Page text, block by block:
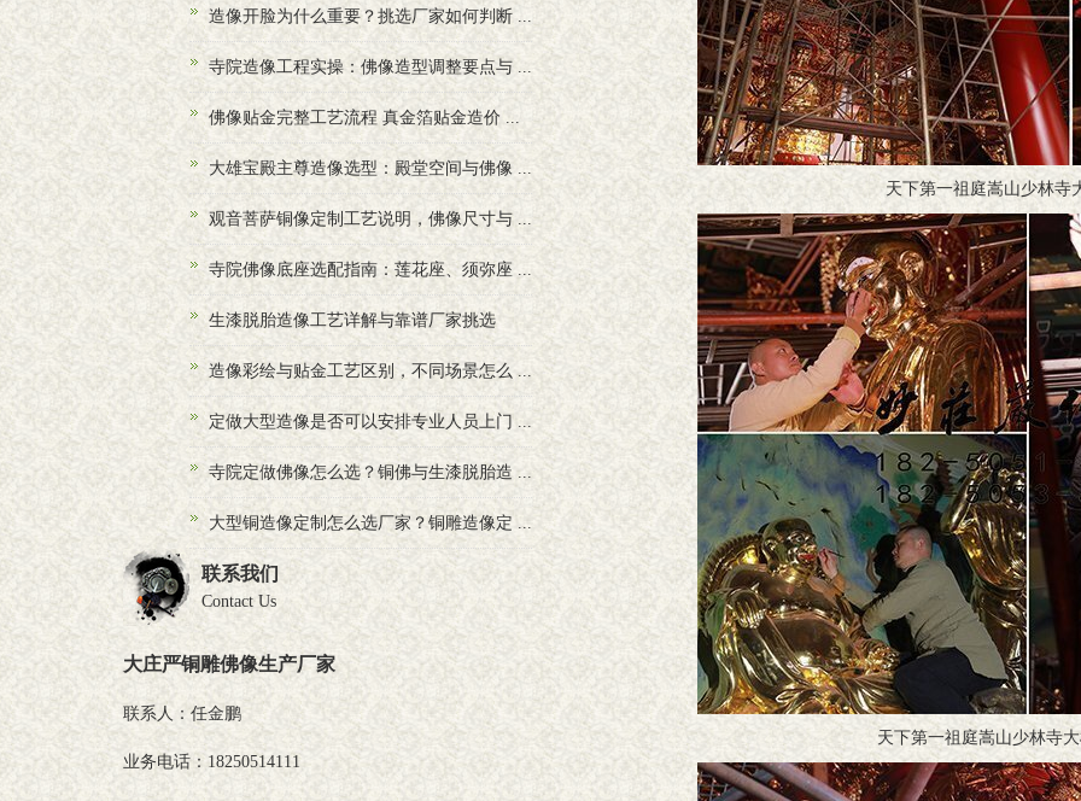
造像开脸为什么重要？挑选厂家如何判断 ...
寺院造像工程实操：佛像造型调整要点与 ...
佛像贴金完整工艺流程 真金箔贴金造价 ...
大雄宝殿主尊造像选型：殿堂空间与佛像 ...
观音菩萨铜像定制工艺说明，佛像尺寸与 ...
寺院佛像底座选配指南：莲花座、须弥座 ...
生漆脱胎造像工艺详解与靠谱厂家挑选
造像彩绘与贴金工艺区别，不同场景怎么 ...
定做大型造像是否可以安排专业人员上门 ...
寺院定做佛像怎么选？铜佛与生漆脱胎造 ...
大型铜造像定制怎么选厂家？铜雕造像定 ...
联系我们
Contact Us
大庄严铜雕佛像生产厂家
联系人：任金鹏
业务电话：18250514111
天下第一祖庭嵩山少林寺
天下第一祖庭嵩山少林寺